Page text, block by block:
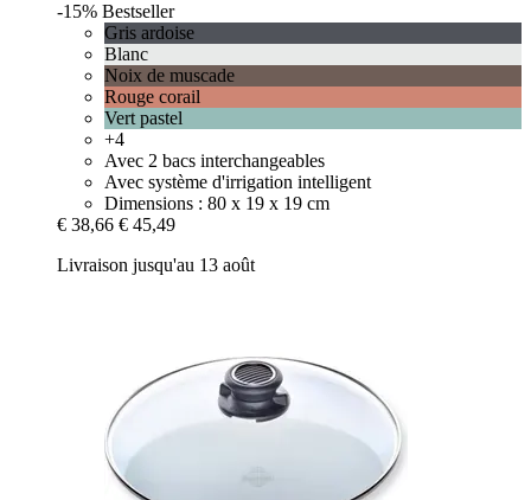
-15% Bestseller
Gris ardoise
Blanc
Noix de muscade
Rouge corail
Vert pastel
+4
Avec 2 bacs interchangeables
Avec système d'irrigation intelligent
Dimensions : 80 x 19 x 19 cm
€ 38,66 € 45,49
Livraison jusqu'au 13 août